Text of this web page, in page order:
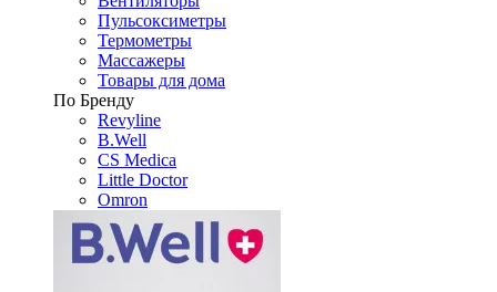
Пульсоксиметры
Термометры
Массажеры
Товары для дома
По Бренду
Revyline
B.Well
CS Medica
Little Doctor
Omron